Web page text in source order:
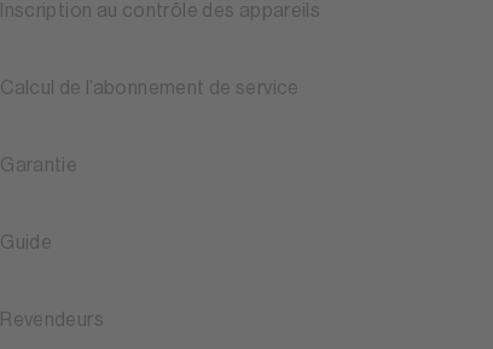
Inscription au contrôle des appareils
Calcul de l’abonnement de service
Garantie
Guide
Revendeurs